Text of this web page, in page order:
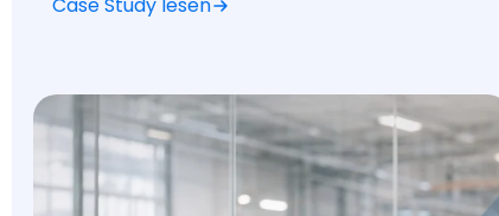
Case Study lesen